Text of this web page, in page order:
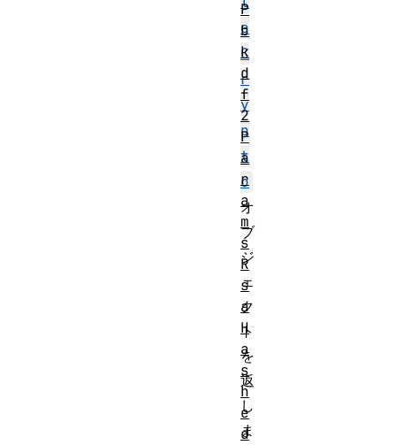
e
C
r
y
p
t
o
オ
ブ
ジ
ェ
ク
ト
を
返
し
ま
P
b
k
d
f
2
P
a
r
a
m
s
R
s
a
H
a
s
h
e
d